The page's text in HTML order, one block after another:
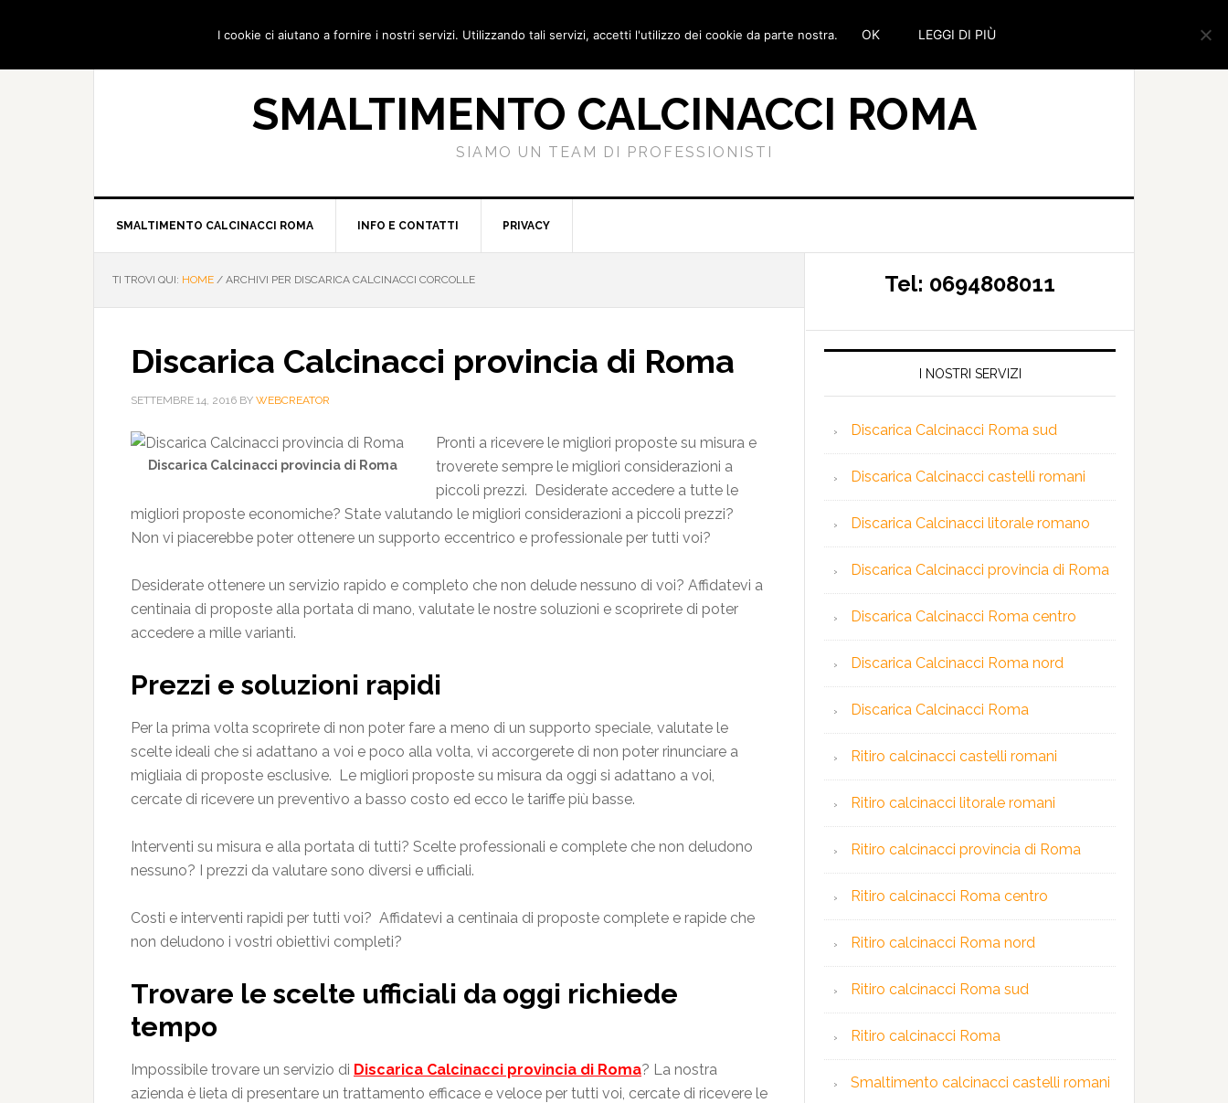
SMALTIMENTO CALCINACCI ROMA
SIAMO UN TEAM DI PROFESSIONISTI
SMALTIMENTO CALCINACCI ROMA INFO E CONTATTI PRIVACY
TI TROVI QUI: HOME / ARCHIVI PER DISCARICA CALCINACCI CORCOLLE
Discarica Calcinacci provincia di Roma
SETTEMBRE 14, 2016 BY WEBCREATOR
Discarica Calcinacci provincia di Roma
Pronti a ricevere le migliori proposte su misura e
troverete sempre le migliori considerazioni a
piccoli prezzi. Desiderate accedere a tutte le
migliori proposte economiche? State valutando le migliori considerazioni a piccoli prezzi?
Non vi piacerebbe poter ottenere un supporto eccentrico e professionale per tutti voi?
Desiderate ottenere un servizio rapido e completo che non delude nessuno di voi? Affidatevi a
centinaia di proposte alla portata di mano, valutate le nostre soluzioni e scoprirete di poter
accedere a mille varianti.
Prezzi e soluzioni rapidi
Per la prima volta scoprirete di non poter fare a meno di un supporto speciale, valutate le
scelte ideali che si adattano a voi e poco alla volta, vi accorgerete di non poter rinunciare a
migliaia di proposte esclusive. Le migliori proposte su misura da oggi si adattano a voi,
cercate di ricevere un preventivo a basso costo ed ecco le tariffe più basse.
Interventi su misura e alla portata di tutti? Scelte professionali e complete che non deludono
nessuno? I prezzi da valutare sono diversi e ufficiali.
Costi e interventi rapidi per tutti voi? Affidatevi a centinaia di proposte complete e rapide che
non deludono i vostri obiettivi completi?
Trovare le scelte ufficiali da oggi richiede
tempo
Impossibile trovare un servizio di Discarica Calcinacci provincia di Roma? La nostra
azienda è lieta di presentare un trattamento efficace e veloce per tutti voi, cercate di ricevere le
Tel: 0694808011
I NOSTRI SERVIZI
Discarica Calcinacci Roma sud
Discarica Calcinacci castelli romani
Discarica Calcinacci litorale romano
Discarica Calcinacci provincia di Roma
Discarica Calcinacci Roma centro
Discarica Calcinacci Roma nord
Discarica Calcinacci Roma
Ritiro calcinacci castelli romani
Ritiro calcinacci litorale romani
Ritiro calcinacci provincia di Roma
Ritiro calcinacci Roma centro
Ritiro calcinacci Roma nord
Ritiro calcinacci Roma sud
Ritiro calcinacci Roma
Smaltimento calcinacci castelli romani
I cookie ci aiutano a fornire i nostri servizi. Utilizzando tali servizi, accetti l'utilizzo dei cookie da parte nostra. OK LEGGI DI PIÙ